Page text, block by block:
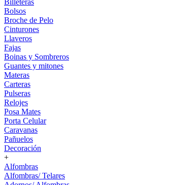
Billeteras
Bolsos
Broche de Pelo
Cinturones
Llaveros
Fajas
Boinas y Sombreros
Guantes y mitones
Materas
Carteras
Pulseras
Relojes
Posa Mates
Porta Celular
Caravanas
Pañuelos
Decoración
+
Alfombras
Alfombras/ Telares